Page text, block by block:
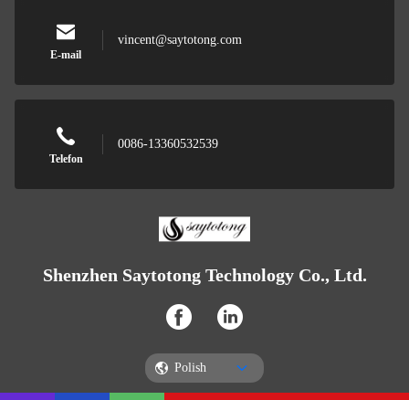
E-mail
vincent@saytotong.com
Telefon
0086-13360532539
Shenzhen Saytotong Technology Co., Ltd.
Polish